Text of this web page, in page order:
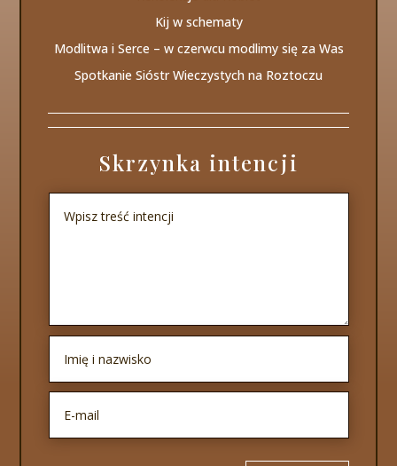
Kij w schematy
Modlitwa i Serce – w czerwcu modlimy się za Was
Spotkanie Sióstr Wieczystych na Roztoczu
Skrzynka intencji